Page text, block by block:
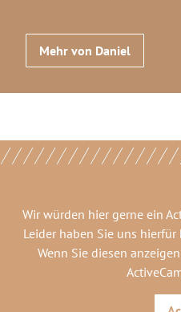
Mehr von Daniel
Wir würden hier gerne ein
Leider haben Sie uns
Wenn Sie diesen